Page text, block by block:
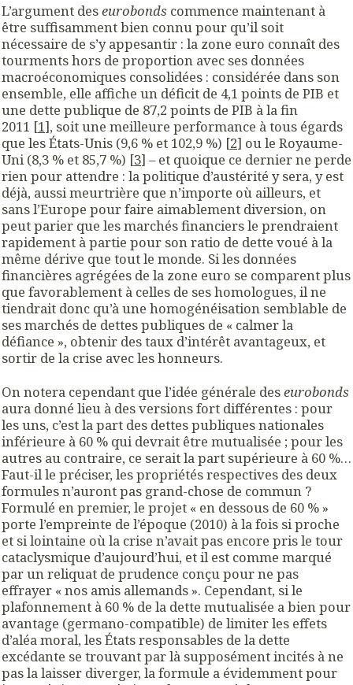
L’argument deseurobonds commence maintenant à
être suffisamment bien connu pour qu’il soit
nécessaire de s’y appesantir : la zone euro connaît des
tourments hors de proportion avec ses données
macroéconomiques consolidées : considérée dans son
ensemble, elle affiche un déficit de 4,1 points de PIB et
une dette publique de 87,2 points de PIB à la fin
2011 [1], soit une meilleure performance à tous égards
que les États-Unis (9,6 % et 102,9 %) [2] ou le Royaume-
Uni (8,3 % et 85,7 %) [3] – et quoique ce dernier ne perde
rien pour attendre : la politique d’austérité y sera, y est
déjà, aussi meurtrière que n’importe où ailleurs, et
sans l’Europe pour faire aimablement diversion, on
peut parier que les marchés financiers le prendraient
rapidement à partie pour son ratio de dette voué à la
même dérive que tout le monde. Si les données
financières agrégées de la zone euro se comparent plus
que favorablement à celles de ses homologues, il ne
tiendrait donc qu’à une homogénéisation semblable de
ses marchés de dettes publiques de « calmer la
défiance », obtenir des taux d’intérêt avantageux, et
sortir de la crise avec les honneurs.
On notera cependant que l’idée générale deseurobonds
aura donné lieu à des versions fort différentes : pour
les uns, c’est la part des dettes publiques nationales
inférieure à 60 % qui devrait être mutualisée ; pour les
autres au contraire, ce serait la part supérieure à 60 %…
Faut-il le préciser, les propriétés respectives des deux
formules n’auront pas grand-chose de commun ?
Formulé en premier, le projet « en dessous de 60 % »
porte l’empreinte de l’époque (2010) à la fois si proche
et si lointaine où la crise n’avait pas encore pris le tour
cataclysmique d’aujourd’hui, et il est comme marqué
par un reliquat de prudence conçu pour ne pas
effrayer « nos amis allemands ». Cependant, si le
plafonnement à 60 % de la dette mutualisée a bien pour
avantage (germano-compatible) de limiter les effets
d’aléa moral, les États responsables de la dette
excédante se trouvant par là supposément incités à ne
pas la laisser diverger, la formule a évidemment pour